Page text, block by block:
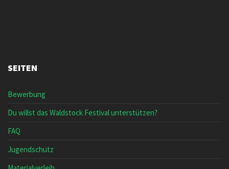
SEITEN
Bewerbung
Du willst das Waldstock Festival unterstützen?
FAQ
Jugendschutz